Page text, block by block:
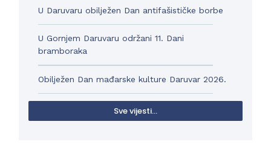
U Daruvaru obilježen Dan antifašističke borbe
U Gornjem Daruvaru održani 11. Dani
bramboraka
Obilježen Dan mađarske kulture Daruvar 2026.
Sve vijesti...